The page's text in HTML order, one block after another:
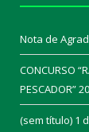
Nota de
CONCURSO
PESCADOR”
(sem título) 1